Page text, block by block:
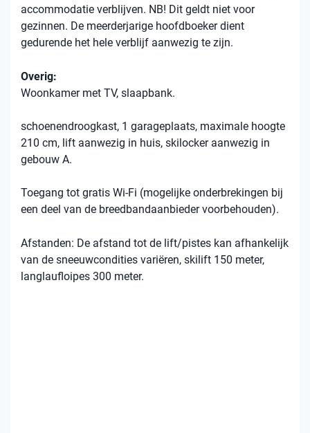
accommodatie verblijven. NB! Dit geldt niet voor
gezinnen. De meerderjarige hoofdboeker dient
gedurende het hele verblijf aanwezig te zijn.
Overig:
Woonkamer met TV, slaapbank.
schoenendroogkast, 1 garageplaats, maximale hoogte
210 cm, lift aanwezig in huis, skilocker aanwezig in
gebouw A.
Toegang tot gratis Wi-Fi (mogelijke onderbrekingen bij
een deel van de breedbandaanbieder voorbehouden).
Afstanden: De afstand tot de lift/pistes kan afhankelijk
van de sneeuwcondities variëren, skilift 150 meter,
langlaufloipes 300 meter.